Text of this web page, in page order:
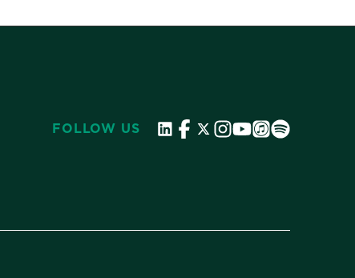
FOLLOW US